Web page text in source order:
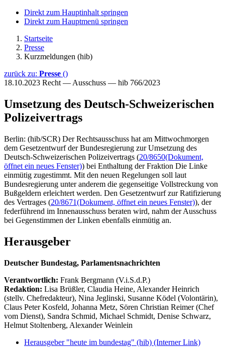
Direkt zum Hauptinhalt springen
Direkt zum Hauptmenü springen
Startseite
Presse
Kurzmeldungen (hib)
zurück zu: Presse ()
18.10.2023 Recht — Ausschuss — hib 766/2023
Umsetzung des Deutsch-Schweizerischen
Polizeivertrags
Berlin: (hib/SCR) Der Rechtsausschuss hat am Mittwochmorgen
dem Gesetzentwurf der Bundesregierung zur Umsetzung des
Deutsch-Schweizerischen Polizeivertrags (20/8650(Dokument,
öffnet ein neues Fenster)) bei Enthaltung der Fraktion Die Linke
einmütig zugestimmt. Mit den neuen Regelungen soll laut
Bundesregierung unter anderem die gegenseitige Vollstreckung von
Bußgeldern erleichtert werden. Den Gesetzentwurf zur Ratifizierung
des Vertrages (20/8671(Dokument, öffnet ein neues Fenster)), der
federführend im Innenausschuss beraten wird, nahm der Ausschuss
bei Gegenstimmen der Linken ebenfalls einmütig an.
Herausgeber
Deutscher Bundestag, Parlamentsnachrichten
Verantwortlich: Frank Bergmann (V.i.S.d.P.)
Redaktion: Lisa Brüßler, Claudia Heine, Alexander Heinrich
(stellv. Chefredakteur), Nina Jeglinski, Susanne Ködel (Volontärin),
Claus Peter Kosfeld, Johanna Metz, Sören Christian Reimer (Chef
vom Dienst), Sandra Schmid, Michael Schmidt, Denise Schwarz,
Helmut Stoltenberg, Alexander Weinlein
Herausgeber "heute im bundestag" (hib) (Interner Link)